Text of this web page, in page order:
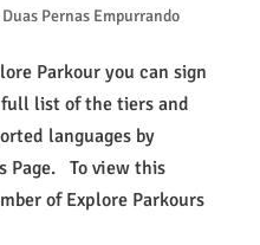
Pernas Empurrando
Parkour you can sign
list of the tiers and
languages by
Page. To view this
of Explore Parkours